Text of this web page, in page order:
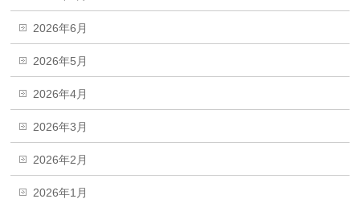
2026年6月
2026年5月
2026年4月
2026年3月
2026年2月
2026年1月